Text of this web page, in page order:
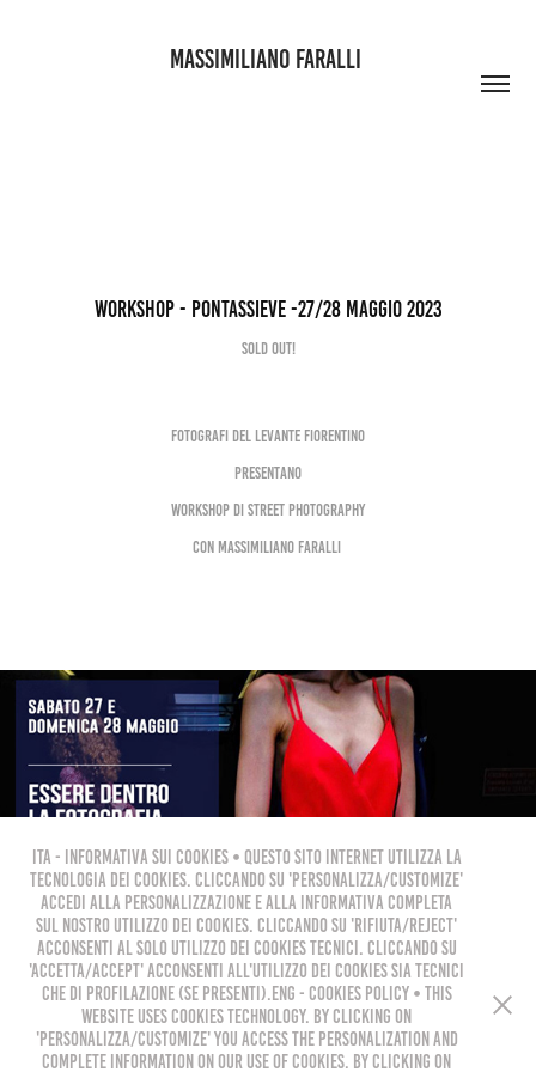
MASSIMILIANO FARALLI
WORKSHOP - PONTASSIEVE -27/28 MAGGIO 2023
SOLD OUT!
fotografi del levante fiorentino
presentano
workshop di street photography
con Massimiliano Faralli
ITA - Informativa sui cookies • Questo sito internet utilizza la
tecnologia dei cookies. Cliccando su 'Personalizza/Customize'
accedi alla personalizzazione e alla informativa completa
sul nostro utilizzo dei cookies. Cliccando su 'Rifiuta/Reject'
acconsenti al solo utilizzo dei cookies tecnici. Cliccando su
'Accetta/Accept' acconsenti all'utilizzo dei cookies sia tecnici
che di profilazione (se presenti).ENG - Cookies policy • This
website uses cookies technology. By clicking on
'Personalizza/Customize' you access the personalization and
complete information on our use of cookies. By clicking on